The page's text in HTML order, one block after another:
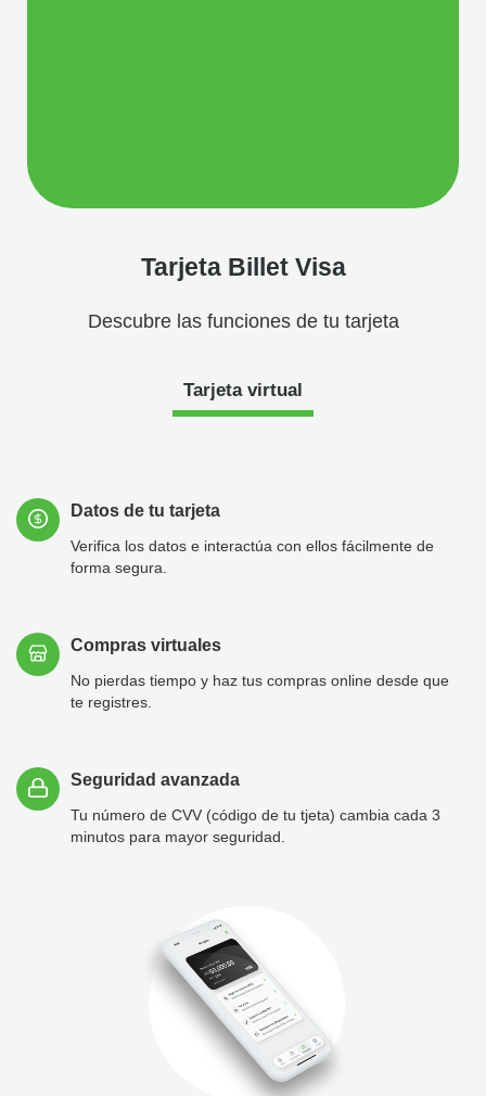
Tarjeta Billet Visa
Descubre las funciones de tu tarjeta
Tarjeta virtual
Datos de tu tarjeta
Verifica los datos e interactúa con ellos fácilmente de
forma segura.
Compras virtuales
No pierdas tiempo y haz tus compras online desde que
te registres.
Seguridad avanzada
Tu número de CVV (código de tu tjeta) cambia cada 3
minutos para mayor seguridad.